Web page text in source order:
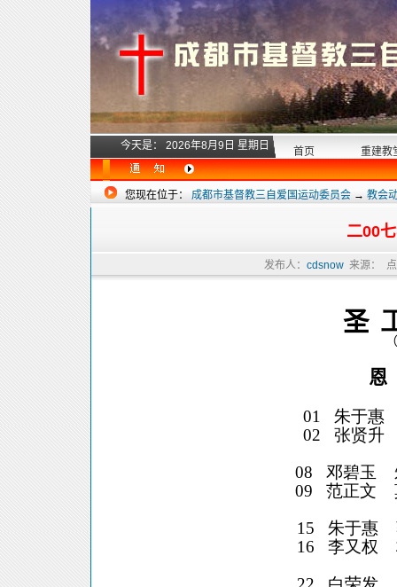
今天是： 2026年8月9日 星期日
首页 重建教
您现在位于： 成都市基督教三自爱国运动委员会→ 教会
二00
发布人： cdsnow 来源：
圣
恩
01
朱于惠
02
张贤升
08
邓碧玉
09
范正文
15
朱于惠
16
李又权